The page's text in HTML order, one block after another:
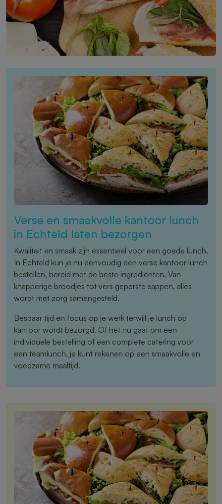
Verse en smaakvolle kantoor lunch
in Echteld laten bezorgen
Kwaliteit en smaak zijn essentieel voor een goede lunch.
In Echteld kun je nu eenvoudig een verse kantoor lunch
bestellen, bereid met de beste ingrediënten. Van
knapperige broodjes tot vers geperste sappen, alles
wordt met zorg samengesteld.
Bespaar tijd en focus op je werk terwijl je lunch op
kantoor wordt bezorgd. Of het nu gaat om een
individuele bestelling of een complete catering voor
een teamlunch, je kunt rekenen op een smaakvolle en
voedzame maaltijd.